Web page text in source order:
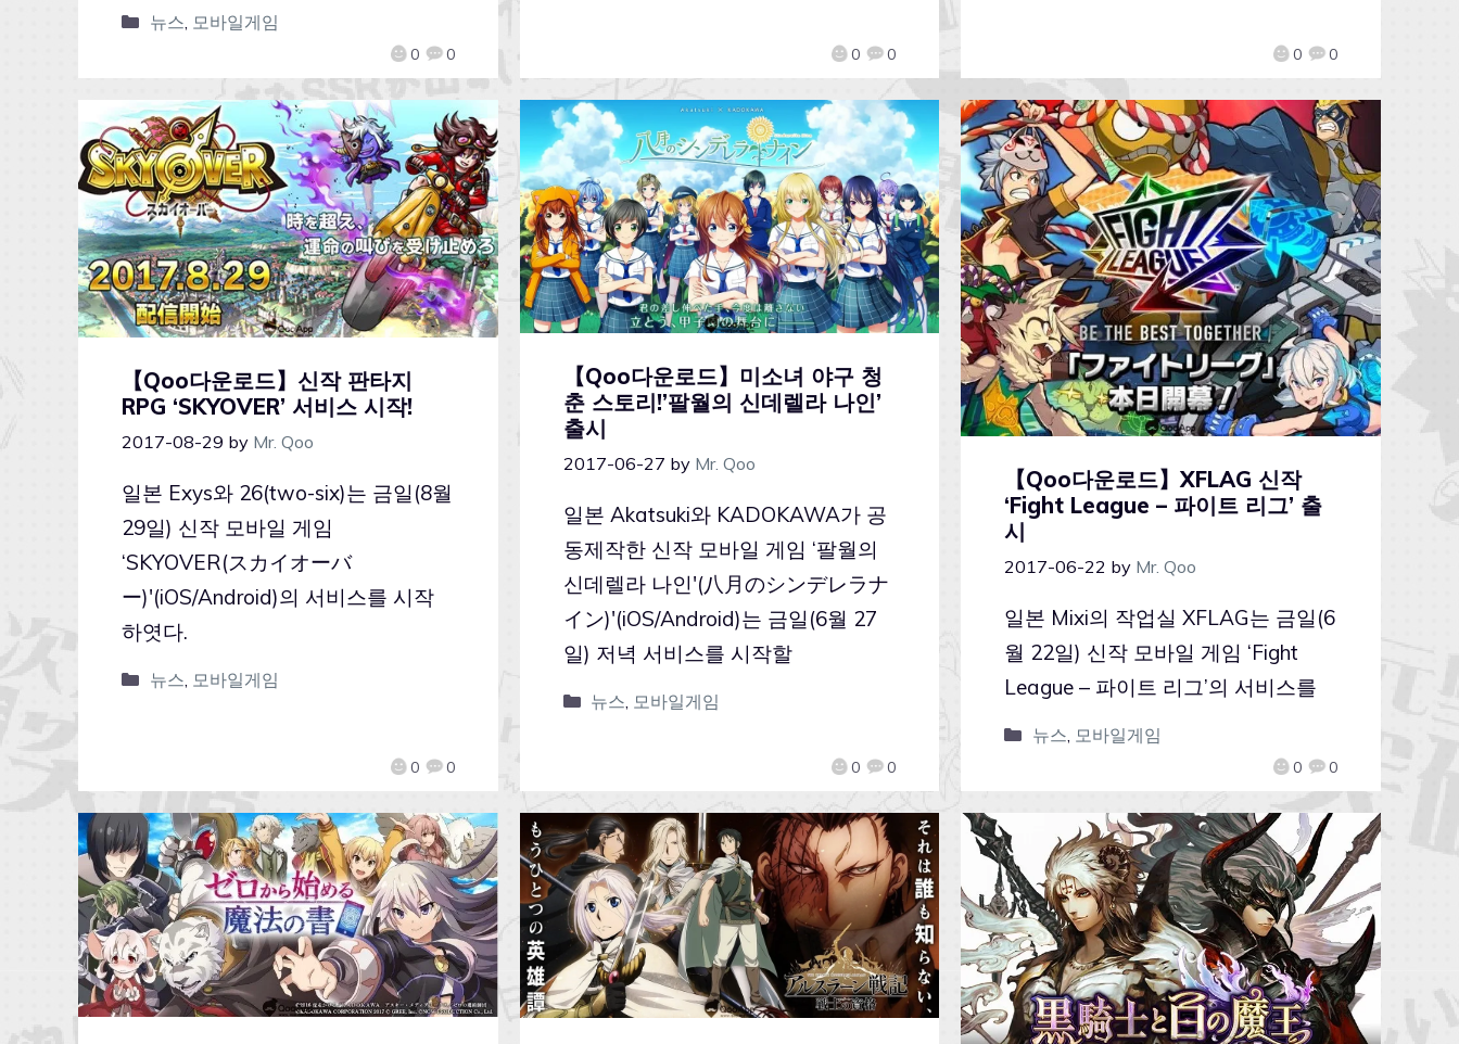
0 0
뉴스, 모바일게임
0 0 0 0
【Qoo다운로드】신작 판타지
RPG ‘SKYOVER’ 서비스 시작!
2017-08-29 by Mr. Qoo
0 0
일본 Exys와 26(two-six)는 금일(8월
29일) 신작 모바일 게임
‘SKYOVER(スカイオーバ
ー)'(iOS/Android)의 서비스를 시작
하엿다.
뉴스 모바일게임
【Qoo다운로드】미소녀 야구 청
춘 스토리!’팔월의 신데렐라 나인’
출시
2017-06-27 by Mr. Qoo
0 0
일본 Akatsuki와 KADOKAWA가 공
동제작한 신작 모바일 게임 ‘팔월의
신데렐라 나인'(八月のシンデレラナ
イン)'(iOS/Android)는 금일(6월 27
일) 저녁 서비스를 시작할
뉴스 모바일게임
【Qoo다운로드】XFLAG 신작
‘Fight League – 파이트 리그’ 출
시
2017-06-22 by Mr. Qoo
0 0
일본 Mixi의 작업실 XFLAG는 금일(6
월 22일) 신작 모바일 게임 ‘Fight
League – 파이트 리그’의 서비스를
뉴스 모바일게임